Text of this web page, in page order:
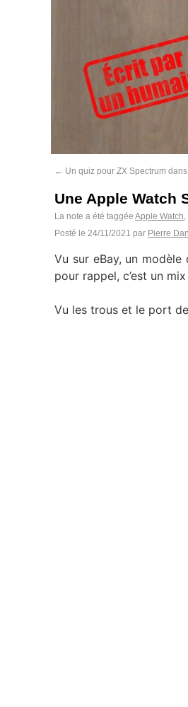
← Un quiz pour ZX Spectrum
Une Apple Watch
La note a été taggée Apple Watch,
Posté le 24/11/2021 par Pierre
Vu sur eBay, un modèle
pour rappel, c’est un
Vu les trous et le port